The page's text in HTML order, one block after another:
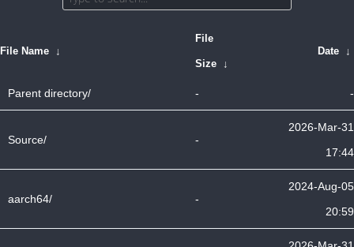
File Name ↓
File
Size ↓
Date ↓
Parent directory/ - -
Source/ -
2026-Mar-31
17:44
aarch64/ -
2024-Aug-05
20:59